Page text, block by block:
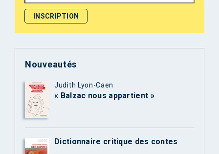
Nouveautés
Judith Lyon-Caen
« Balzac nous appartient »
Dictionnaire critique des contes